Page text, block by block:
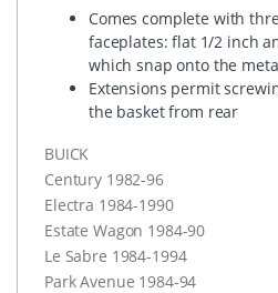
Comes complete with
faceplates: flat 1/2 inch
which snap onto the
Extensions permit
the basket from rear
BUICK
Century 1982-96
Electra 1984-1990
Estate Wagon 1984-90
Le Sabre 1984-1994
Park Avenue 1984-94